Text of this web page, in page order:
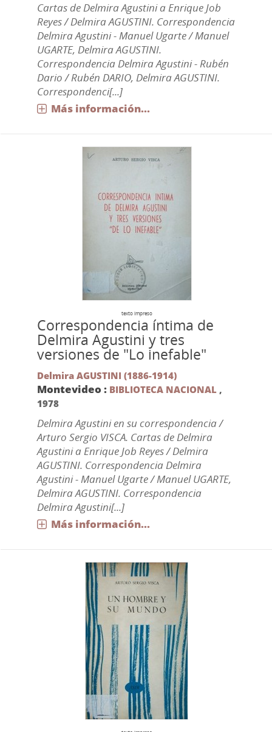
Cartas de Delmira Agustini a Enrique Job
Reyes / Delmira AGUSTINI. Correspondencia
Delmira Agustini - Manuel Ugarte / Manuel
UGARTE, Delmira AGUSTINI.
Correspondencia Delmira Agustini - Rubén
Dario / Rubén DARIO, Delmira AGUSTINI.
Correspondenci[...]
Más información...
texto impreso
Correspondencia íntima de
Delmira Agustini y tres
versiones de "Lo inefable"
Delmira AGUSTINI (1886-1914)
Montevideo : BIBLIOTECA NACIONAL,
1978
Delmira Agustini en su correspondencia /
Arturo Sergio VISCA. Cartas de Delmira
Agustini a Enrique Job Reyes / Delmira
AGUSTINI. Correspondencia Delmira
Agustini - Manuel Ugarte / Manuel UGARTE,
Delmira AGUSTINI. Correspondencia
Delmira Agustini[...]
Más información...